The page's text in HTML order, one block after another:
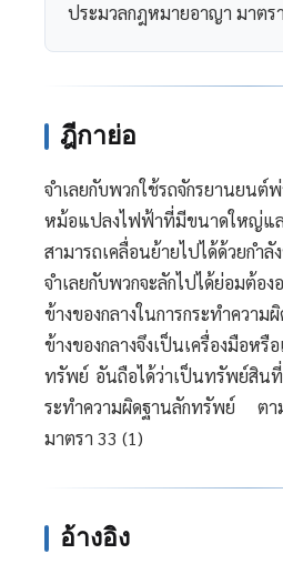
ประมวลกฎหมายอาญา มาตร
ฎีกาย่อ
จำเลยกับพวกใช้รถจักรยานยนต์
หม้อแปลงไฟฟ้าที่มีขนาดใหญ่แ
สามารถเคลื่อนย้ายไปได้ด้วยกำลั
จำเลยกับพวกจะลักไปได้ย่อมต้อ
ข้างของกลางในการกระทำคว
ข้างของกลางจึงเป็นเครื่องมือหรื
ทรัพย์ อันถือได้ว่าเป็นทรัพย์สินที่
ระทำความผิดฐานลักทรัพย์ ตา
มาตรา 33 (1)
อ้างอิง